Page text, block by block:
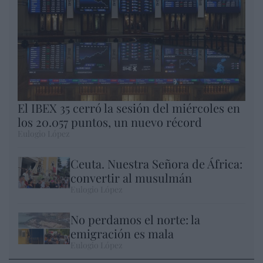
El IBEX 35 cerró la sesión del miércoles en
los 20.057 puntos, un nuevo récord
Ceuta. Nuestra Señora de África:
convertir al musulmán
No perdamos el norte: la
emigración es mala